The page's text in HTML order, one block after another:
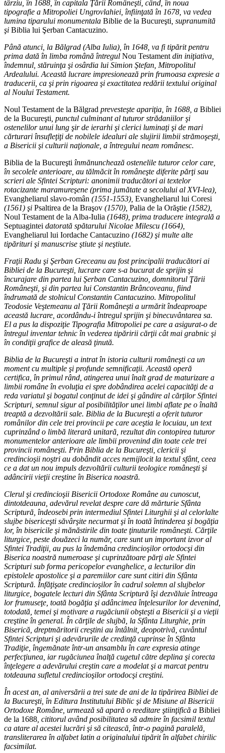
târziu, în 1688, în capitala Ţării Româneşti, când, în noua
tipografie a Mitropoliei Ungrovlahiei, înfiinţată în 1678, va vedea
lumina tiparului monumentala Biblie de la Bucureşti , supranumită
şi Biblia lui Şerban Cantacuzino.
Până atunci, la Bălgrad (Alba Iulia), în 1648, va fi tipărit pentru
prima dată în limba română întregul Nou Testament din iniţiativa,
îndemnul, stăruinţa şi osârdia lui Simion Ştefan, Mitropolitul
Ardealului. Această lucrare impresionează prin frumoasa expresie a
traducerii, ca şi prin rigoarea şi exactitatea redării textului original
al Noului Testament.
Noul Testament de la Bălgrad prevesteşte apariţia, în 1688, a Bibliei
de la Bucureşti , punctul culminant al tuturor strădaniilor şi
ostenelilor unui lung şir de ierarhi şi clerici luminaţi şi de mari
cărturari însufleţiţi de nobilele idealuri ale slujirii limbii strămoşeşti,
a Bisericii şi culturii naţionale, a întregului neam românesc.
Biblia de la Bucureşti înmănunchează ostenelile tuturor celor care,
în secolele anterioare, au tălmăcit în româneşte diferite părţi sau
scrieri ale Sfintei Scripturi: anonimii traducători ai textelor
rotacizante maramureşene (prima jumătate a secolului al XVI-lea),
Evangheliarul slavo-român (1551-1553), Evangheliarul lui Coresi
(1561) şi Psaltirea de la Braşov (1570), Palia de la Orăştie (1582),
Noul Testament de la Alba-Iulia (1648), prima traducere integrală a
Septuagintei datorată spătarului Nicolae Milescu (1664),
Evangheliarul lui Iordache Cantacuzino (1682) şi multe alte
tipărituri şi manuscrise ştiute şi neştiute.
Fraţii Radu şi Şerban Greceanu au fost principalii traducători ai
Bibliei de la Bucureşti, lucrare care s-a bucurat de sprijin şi
încurajare din partea lui Şerban Cantacuzino, domnitorul Ţării
Româneşti, şi din partea lui Constantin Brâncoveanu, fiind
îndrumată de stolnicul Constantin Cantacuzino. Mitropolitul
Teodosie Veştemeanu al Ţării Româneşti a urmărit îndeaproape
această lucrare, acordându-i întregul sprijin şi binecuvântarea sa.
El a pus la dispoziţie Tipografia Mitropoliei pe care a asigurat-o de
întregul inventar tehnic în vederea tipăririi cărţii cât mai grabnic şi
în condiţii grafice de aleasă ţinută.
Biblia de la Bucureşti a intrat în istoria culturii româneşti ca un
moment cu multiple şi profunde semnificaţii. Această operă
certifica, în primul rând, atingerea unui înalt grad de maturizare a
limbii române în evoluţia ei spre dobândirea acelei capacităţi de a
reda variatul şi bogatul conţinut de idei şi gândire al cărţilor Sfintei
Scripturi, semnul sigur al posibilităţilor unei limbi aflate pe o înaltă
treaptă a dezvoltării sale. Biblia de la Bucureşti a oferit tuturor
românilor din cele trei provincii pe care aceştia le locuiau, un text
cuprinzând o limbă literară unitară, rezultat din contopirea tuturor
monumentelor anterioare ale limbii provenind din toate cele trei
provincii româneşti. Prin Biblia de la Bucureşti, clericii şi
credincioşii noştri au dobândit acces nemijlocit la textul sfânt, ceea
ce a dat un nou impuls dezvoltării culturii teologice româneşti şi
adâncirii vieţii creştine în Biserica noastră.
Clerul şi credincioşii Bisericii Ortodoxe Române au cunoscut,
dintotdeauna, adevărul revelat despre care dă mărturie Sfânta
Scriptură, îndeosebi prin intermediul Sfintei Liturghii şi al celorlalte
slujbe bisericeşti săvârşite necurmat şi în toată întinderea şi bogăţia
lor, în bisericile şi mănăstirile din toate ţinuturile româneşti. Cărţile
liturgice, peste douăzeci la număr, care sunt un important izvor al
Sfintei Tradiţii, au pus la îndemâna credincioşilor ortodocşi din
Biserica noastră numeroase şi cuprinzătoare părţi ale Sfintei
Scripturi sub forma pericopelor evanghelice, a lecturilor din
epistolele apostolice şi a paremiilor care sunt citiri din Sfânta
Scriptură. Înfăţişate credincioşilor în cadrul solemn al slujbelor
liturgice, bogatele lecturi din Sfânta Scriptură îşi dezvăluie întreaga
lor frumuseţe, toată bogăţia şi adâncimea înţelesurilor lor devenind,
totodată, temei şi motivare a rugăciunii obşteşti a Bisericii şi a vieţii
creştine în general. În cărţile de slujbă, la Sfânta Liturghie, prin
Biserică, dreptmăritorii creştini au întâlnit, deopotrivă, cuvântul
Sfintei Scripturi şi adevărurile de credinţă cuprinse în Sfânta
Tradiţie, îngemănate într-un ansamblu în care expresia atinge
perfecţiunea, iar rugăciunea înalţă cugetul către deplina şi corecta
înţelegere a adevărului creştin care a modelat şi a marcat pentru
totdeauna sufletul credincioşilor ortodocşi creştini.
În acest an, al aniversării a trei sute de ani de la tipărirea Bibliei de
la Bucureşti, în Editura Institutului Biblic şi de Misiune al Bisericii
Ortodoxe Române, urmează să apară o reeditare ştiinţifică a Bibliei
de la 1688 , cititorul având posibilitatea să admire în facsimil textul
ca atare al acestei lucrări şi să citească, într-o pagină paralelă,
transliterarea în alfabet latin a originalului tipărit în alfabet chirilic
facsimilat.